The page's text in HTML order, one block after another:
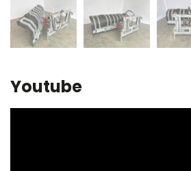
Youtube